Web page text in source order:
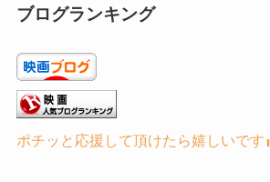
ブログランキング
ポチッと応援して頂けたら嬉しいです